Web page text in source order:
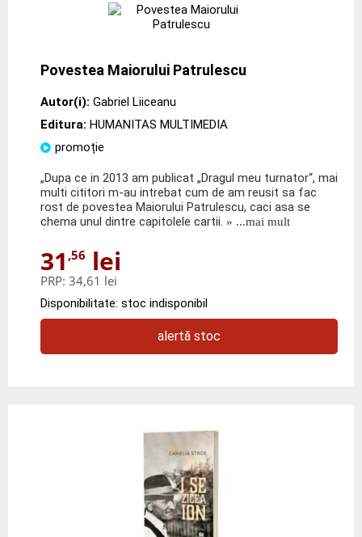
Povestea Maiorului Patrulescu
Autor(i): Gabriel Liiceanu
Editura: HUMANITAS MULTIMEDIA
promoție
„Dupa ce in 2013 am publicat „Dragul meu turnator“, mai
multi cititori m-au intrebat cum de am reusit sa fac
rost de povestea Maiorului Patrulescu, caci asa se
chema unul dintre capitolele cartii. » ...mai mult
31 ,56 lei
PRP: 34,61 lei
Disponibilitate: stoc indisponibil
alertă stoc